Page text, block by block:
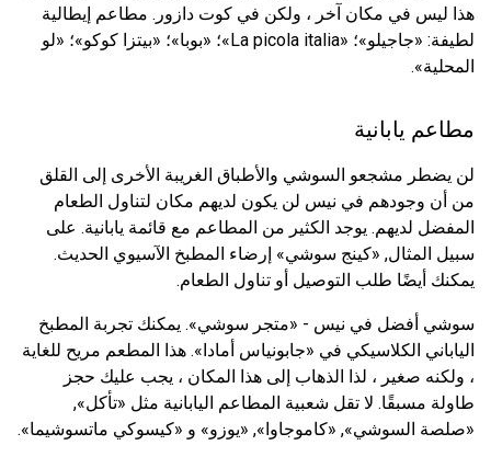
هذا ليس في مكان آخر ، ولكن في كوت دازور. مطاعم إيطالية
لطيفة: «جاجيلو»؛ «La picola italia»؛ «بوبا»؛ «بيتزا كوكو»؛ «لو
المحلية».
مطاعم يابانية
لن يضطر مشجعو السوشي والأطباق الغريبة الأخرى إلى القلق
من أن وجودهم في نيس لن يكون لديهم مكان لتناول الطعام
المفضل لديهم. يوجد الكثير من المطاعم مع قائمة يابانية. على
سبيل المثال, «كينج سوشي» إرضاء المطبخ الآسيوي الحديث.
يمكنك أيضًا طلب التوصيل أو تناول الطعام.
سوشي أفضل في نيس - «متجر سوشي». يمكنك تجربة المطبخ
الياباني الكلاسيكي في «جابونياس أمادا». هذا المطعم مريح للغاية
، ولكنه صغير ، لذا الذهاب إلى هذا المكان ، يجب عليك حجز
طاولة مسبقًا. لا تقل شعبية المطاعم اليابانية مثل «تأكل»,
«صلصة السوشي», «كاموجاوا», «يوزو» و «كيسوكي ماتسوشيما».